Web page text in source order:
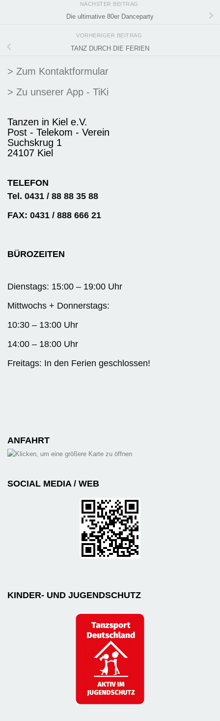
NÄCHSTER BEITRAG
Die ultimative 80er Danceparty
VORHERIGER BEITRAG
TANZ DURCH DIE FERIEN
> Zum Kontaktformular
> Zu unserer App - TiKi
Tanzen in Kiel e.V.
Post - Telekom - Verein
Suchskrug 1
24107 Kiel
TELEFON
Tel. 0431 / 88 88 35 88
FAX: 0431 / 888 666 21
BÜROZEITEN
Dienstags: 15:00 – 19:00 Uhr
Mittwochs + Donnerstags:
10:30 – 13:00 Uhr
14:00 – 18:00 Uhr
Freitags: In den Ferien geschlossen!
ANFAHRT
SOCIAL MEDIA / WEB
KINDER- UND JUGENDSCHUTZ